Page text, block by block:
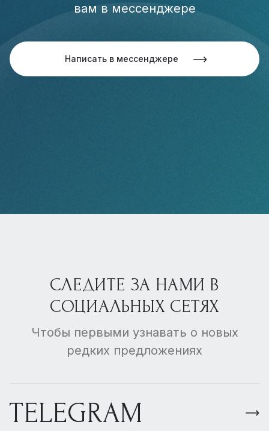
вам в мессенджере
Написать в мессенджере
СЛЕДИТЕ ЗА НАМИ В
СОЦИАЛЬНЫХ СЕТЯХ
Чтобы первыми узнавать о новых
редких предложениях
TELEGRAM